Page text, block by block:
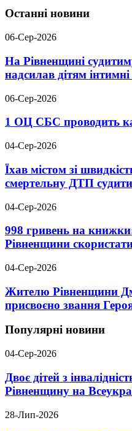
Останні новини
06-Сер-2026
На Рівненщині
надсилав дітям
06-Сер-2026
1 ОЦ СБС проводить
04-Сер-2026
Їхав містом зі
смертельну ДТП
04-Сер-2026
998 гривень на
Рівненщини
04-Сер-2026
Жителю Рівненщини
присвоєно звання
Популярні новини
04-Сер-2026
Двоє дітей з
Рівненщину на
28-Лип-2026